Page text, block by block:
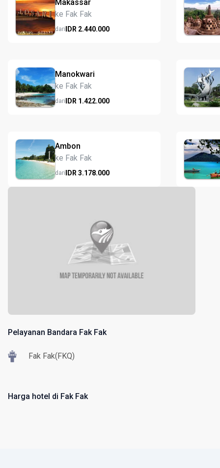
Makassar
ke Fak Fak
dariIDR 2.440.000
Manokwari
ke Fak Fak
dariIDR 1.422.000
Ambon
ke Fak Fak
dariIDR 3.178.000
Pelayanan Bandara Fak Fak
Fak Fak(FKQ)
Harga hotel di Fak Fak